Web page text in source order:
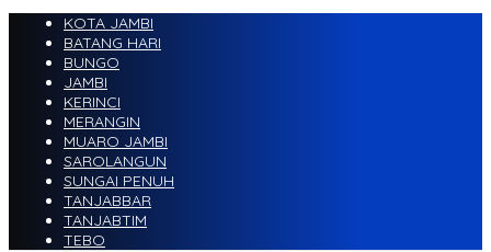
KOTA JAMBI
BATANG HARI
BUNGO
JAMBI
KERINCI
MERANGIN
MUARO JAMBI
SAROLANGUN
SUNGAI PENUH
TANJABBAR
TANJABTIM
TEBO